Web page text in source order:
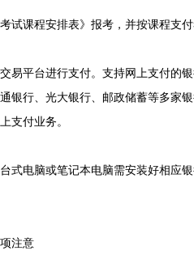
课程安排表》报考，并按课程支付
平台进行支付。支持网上支付的银
银行、光大银行、邮政储蓄等多家
支付业务。
电脑或笔记本电脑需安装好相应银
注意